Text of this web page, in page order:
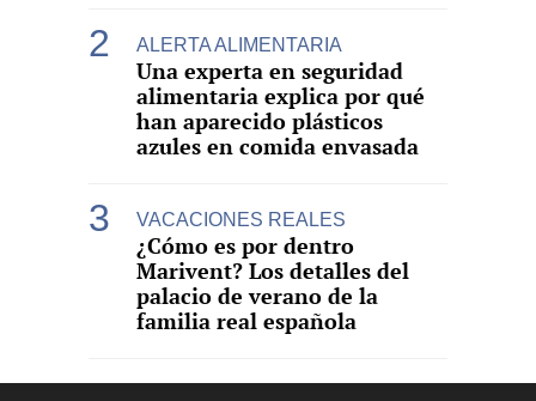
ALERTA ALIMENTARIA
Una experta en seguridad
alimentaria explica por qué
han aparecido plásticos
azules en comida envasada
VACACIONES REALES
¿Cómo es por dentro
Marivent? Los detalles del
palacio de verano de la
familia real española